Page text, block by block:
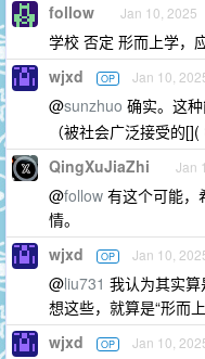
follow Jan 10, 2025
学校 否定 形而上学，
wjxd OP Jan 10,
@sunzhuo 确实。这
（被社会广泛接受的[](
QingXuJiaZhi Jan
@follow 有这个可能，
情。
wjxd OP Jan 10,
@liu731 我认为其实
想这些，就算是“形而上
wjxd OP Jan 10,